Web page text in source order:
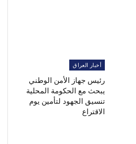
أخبار العراق
رئيس جهاز الأمن الوطني
يبحث مع الحكومة المحلية
تنسيق الجهود لتأمين يوم
الاقتراع